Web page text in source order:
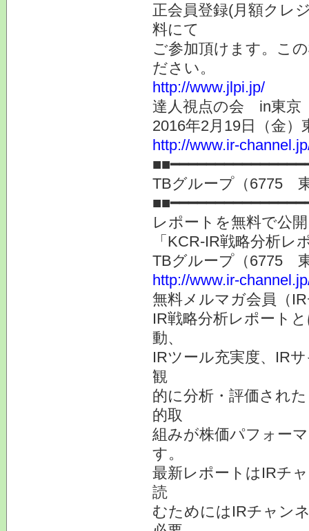
正会員登録(月額クレ
料にて
ご参加頂けます。こ
ださい。
http://www.jlpi.jp/
達人視点の会 in東
2016年2月19日（金
http://www.ir-
TBグループ（6775
レポートを無料で公
「KCR-IR戦略分析レ
TBグループ（6775
http://www.ir-
無料メルマガ会員（
IR戦略分析レポート
動、
IRツール充実度、IR
観
的に分析・評価され
的取
組みが株価パフォー
す。
最新レポートはIRチ
読
むためにはIRチャン